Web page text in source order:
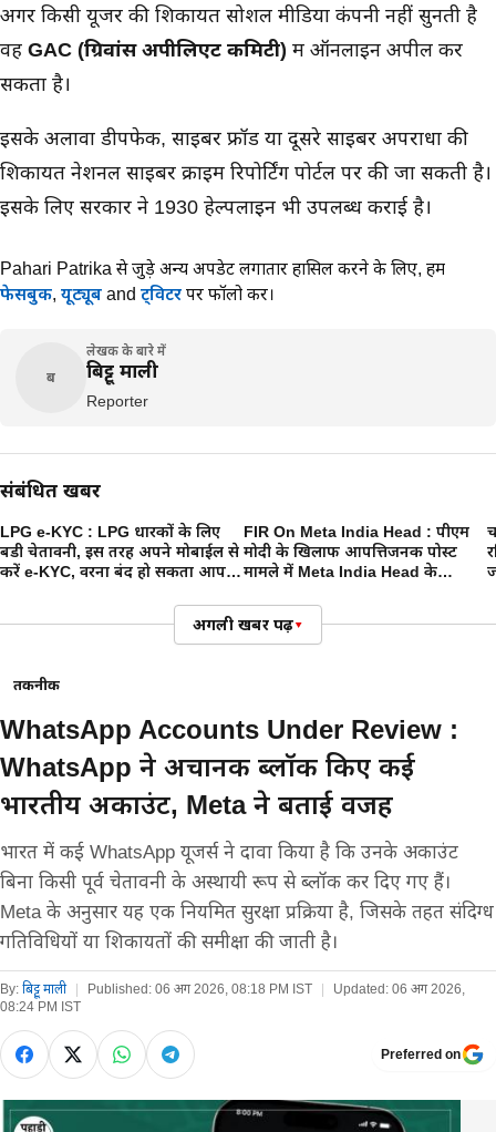
अगर किसी यूजर की शिकायत सोशल मीडिया कंपनी नहीं सुनती है
वह GAC (ग्रिवांस अपीलिएट कमिटी) में ऑनलाइन अपील कर
सकता है।
इसके अलावा डीपफेक, साइबर फ्रॉड या दूसरे साइबर अपराधों की
शिकायत नेशनल साइबर क्राइम रिपोर्टिंग पोर्टल पर की जा सकती है।
इसके लिए सरकार ने 1930 हेल्पलाइन भी उपलब्ध कराई है।
Pahari Patrika से जुड़े अन्य अपडेट लगातार हासिल करने के लिए, हमें
फेसबुक, यूट्यूब and ट्विटर पर फॉलो करें।
ब
लेखक के बारे में
बिट्टू माली
Reporter
संबंधित खबरें
LPG e-KYC : LPG धारकों के लिए
बडी चेतावनी, इस तरह अपने मोबाईल से
करें e-KYC, वरना बंद हो सकता आपका
FIR On Meta India Head : पीएम
मोदी के खिलाफ आपत्तिजनक पोस्ट
मामले में Meta India Head के
मीडिया अकाउंट्स
अगली खबर पढ़ें▾
तकनीक
WhatsApp Accounts Under Review :
WhatsApp ने अचानक ब्लॉक किए कई
भारतीय अकाउंट, Meta ने बताई वजह
भारत में कई WhatsApp यूजर्स ने दावा किया है कि उनके अकाउंट
बिना किसी पूर्व चेतावनी के अस्थायी रूप से ब्लॉक कर दिए गए हैं।
Meta के अनुसार यह एक नियमित सुरक्षा प्रक्रिया है, जिसके तहत संदिग्ध
गतिविधियों या शिकायतों की समीक्षा की जाती है।
By: बिट्टू माली Published: 06 अग 2026, 08:18 PM IST Updated: 06 अग 2026,
08:24 PM IST
Preferred on